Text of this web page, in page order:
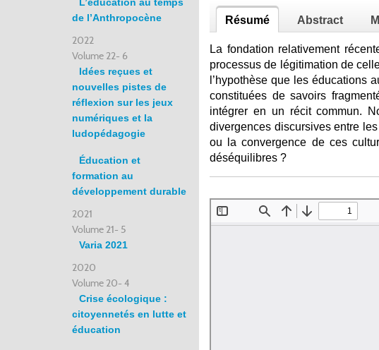
de l’Anthropocène
2022
Volume 22- 6
Idées reçues et
nouvelles pistes de
réflexion sur les jeux
numériques et la
ludopédagogie
Éducation et
formation au
développement durable
2021
Volume 21- 5
Varia 2021
2020
Volume 20- 4
Crise écologique :
citoyennetés en lutte et
éducation
Résumé Abstract
La fondation relativement
processus de légitimation de
l’hypothèse que les éducations
constituées de savoirs
intégrer en un récit commun.
divergences discursives entre
ou la convergence de ces
déséquilibres ?